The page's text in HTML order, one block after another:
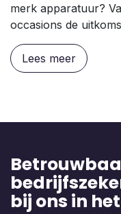
merk apparatuur?
occasions de
Lees meer
bij ons in